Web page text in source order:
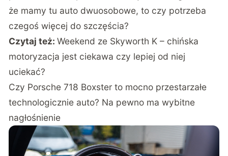
że mamy tu auto dwuosobowe, to czy potrzeba
czegoś więcej do szczęścia?
Czytaj też:Weekend ze Skyworth K – chińska
motoryzacja jest ciekawa czy lepiej od niej
uciekać?
Czy Porsche 718 Boxster to mocno przestarzałe
technologicznie auto? Na pewno ma wybitne
nagłośnienie